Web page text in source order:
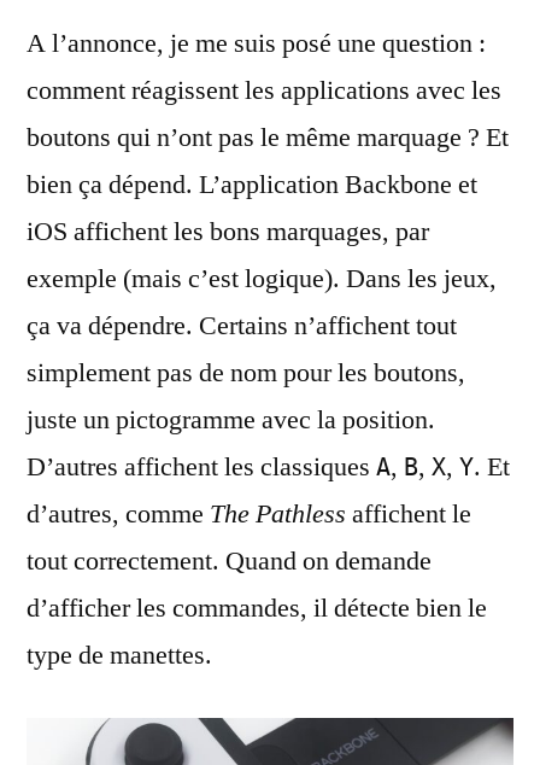
A l’annonce, je me suis posé une question :
comment réagissent les applications avec les
boutons qui n’ont pas le même marquage ? Et
bien ça dépend. L’application Backbone et
iOS affichent les bons marquages, par
exemple (mais c’est logique). Dans les jeux,
ça va dépendre. Certains n’affichent tout
simplement pas de nom pour les boutons,
juste un pictogramme avec la position.
D’autres affichent les classiques A, B, X, Y. Et
d’autres, comme The Pathless affichent le
tout correctement. Quand on demande
d’afficher les commandes, il détecte bien le
type de manettes.